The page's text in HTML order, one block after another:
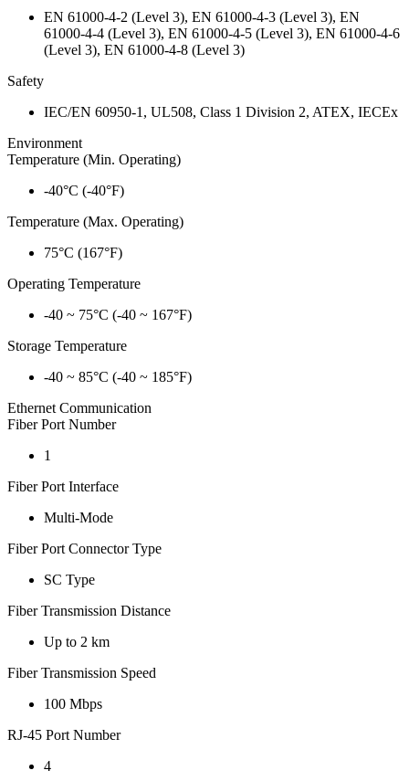
EN 61000-4-2 (Level 3), EN 61000-4-3 (Level 3), EN
61000-4-4 (Level 3), EN 61000-4-5 (Level 3), EN 61000-4-6
(Level 3), EN 61000-4-8 (Level 3)
Safety
IEC/EN 60950-1, UL508, Class 1 Division 2, ATEX, IECEx
Environment
Temperature (Min. Operating)
-40°C (-40°F)
Temperature (Max. Operating)
75°C (167°F)
Operating Temperature
-40 ~ 75°C (-40 ~ 167°F)
Storage Temperature
-40 ~ 85°C (-40 ~ 185°F)
Ethernet Communication
Fiber Port Number
1
Fiber Port Interface
Multi-Mode
Fiber Port Connector Type
SC Type
Fiber Transmission Distance
Up to 2 km
Fiber Transmission Speed
100 Mbps
RJ-45 Port Number
4